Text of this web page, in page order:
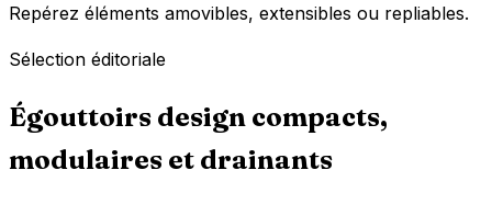
Repérez éléments amovibles, extensibles ou repliables.
Sélection éditoriale
Égouttoirs design compacts,
modulaires et drainants